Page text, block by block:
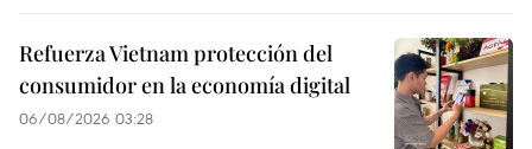
Refuerza Vietnam protección del
consumidor en la economía digital
06/08/2026 03:28